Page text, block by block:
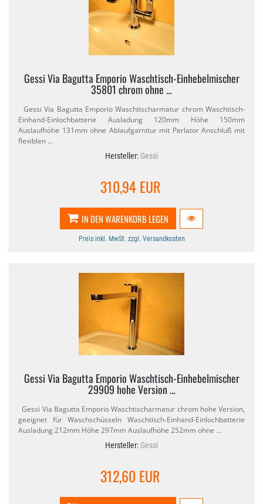
Gessi Via Bagutta Emporio Waschtisch-​Einhebelmischer
35801 chrom ohne …
Gessi Via Bagutta Emporio Waschtischarmatur chrom Waschtisch-​
Einhand-​Einlochbatterie Ausladung 120mm Höhe 150mm
Auslaufhöhe 131mm ohne Ablaufgarnitur mit Perlator Anschluß mit
flexiblen …
Hersteller: Gessi
310,94 EUR
IN DEN WARENKORB LEGEN
Preis inkl. MwSt. zzgl. Versandkosten
Gessi Via Bagutta Emporio Waschtisch-​Einhebelmischer
29909 hohe Version …
Gessi Via Bagutta Emporio Waschtischarmatur chrom hohe Version,
geeignet für Waschschüsseln Waschtisch-​Einhand-​Einlochbatterie
Ausladung 212mm Höhe 297mm Auslaufhöhe 252mm ohne …
Hersteller: Gessi
312,60 EUR